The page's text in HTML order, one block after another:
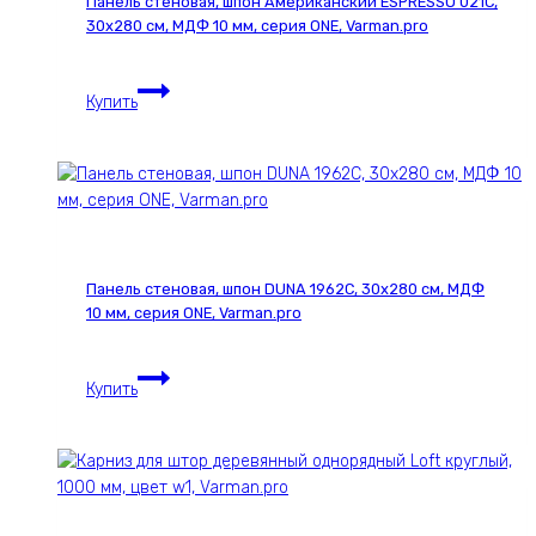
30х280 см, МДФ 10 мм, серия ONE, Varman.pro
Купить
Панель
стеновая,
ESPRESSO
МДФ
10
серия
ONE,
Панель стеновая, шпон DUNA 1962С, 30х280 см, МДФ
10 мм, серия ONE, Varman.pro
Купить
Панель
стеновая,
1962С,